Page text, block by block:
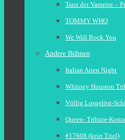
Tanz der Vampire –
TOMMY WHO
We Will Rock You
Andere Bühnen
Italian Arien Night
Whitney Houston
Völlig Losgelöst-
Queen- Tribute-
#17608 (kein Titel)